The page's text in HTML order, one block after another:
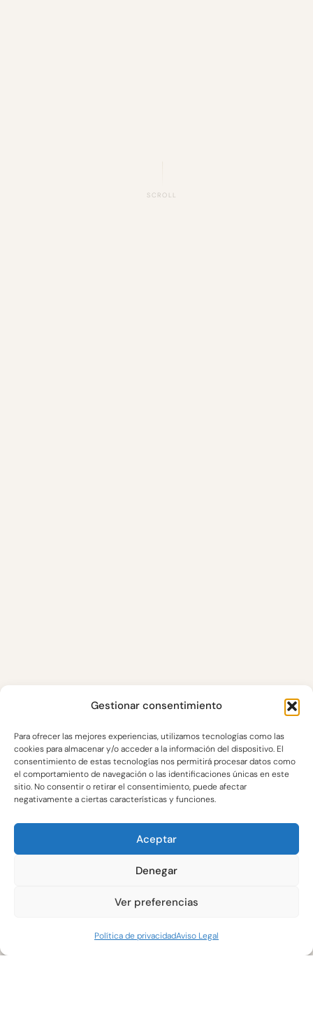
Gestionar consentimiento
Para ofrecer las mejores experiencias, utilizamos tecnologías como las
cookies para almacenar y/o acceder a la información del dispositivo. El
consentimiento de estas tecnologías nos permitirá procesar datos como
el comportamiento de navegación o las identificaciones únicas en este
sitio. No consentir o retirar el consentimiento, puede afectar
negativamente a ciertas características y funciones.
Aceptar
Denegar
Ver preferencias
Política de privacidadAviso Legal
SCROLL